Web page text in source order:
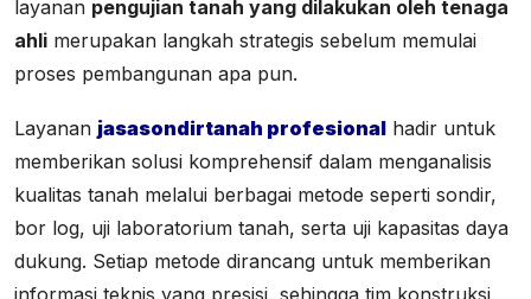
layanan pengujian tanah yang dilakukan oleh tenaga
ahli merupakan langkah strategis sebelum memulai
proses pembangunan apa pun.
Layanan jasasondirtanah profesional hadir untuk
memberikan solusi komprehensif dalam menganalisis
kualitas tanah melalui berbagai metode seperti sondir,
bor log, uji laboratorium tanah, serta uji kapasitas daya
dukung. Setiap metode dirancang untuk memberikan
informasi teknis yang presisi, sehingga tim konstruksi